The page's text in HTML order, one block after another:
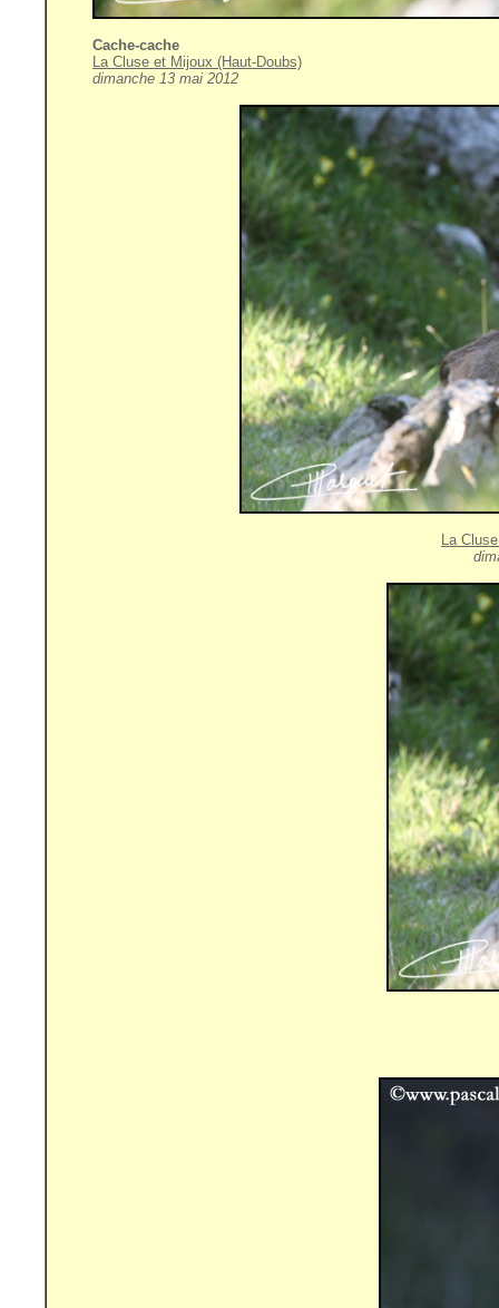
Cache-cache
La Cluse et Mijoux (Haut-Doubs)
dimanche 13 mai 2012
La